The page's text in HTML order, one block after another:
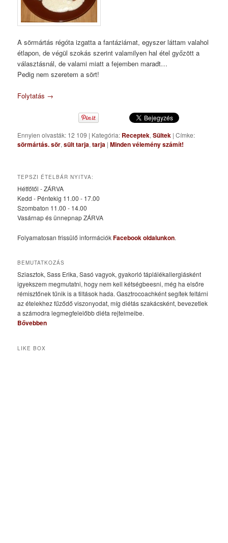
A sörmártás régóta izgatta a fantáziámat, egyszer láttam valahol
étlapon, de végül szokás szerint valamilyen hal étel győzött a
választásnál, de valami miatt a fejemben maradt…
Pedig nem szeretem a sört!
Folytatás →
Ennyien olvasták: 12 109 | Kategória: Receptek,Sültek |Címke:
sörmártás. sör,sült tarja,tarja |Minden vélemény számít!
TEPSZI ÉTELBÁR NYITVA:
Hétfőtől - ZÁRVA
Kedd - Péntekig 11.00 - 17.00
Szombaton 11.00 - 14.00
Vasárnap és ünnepnap ZÁRVA
Folyamatosan frissülő információkFacebook oldalunkon.
BEMUTATKOZÁS
Sziasztok, Sass Erika, Sasó vagyok, gyakorló táplálékallergiásként
igyekszem megmutatni, hogy nem kell kétségbeesni, még ha elsőre
rémisztőnek tűnik is a tiltások hada. Gasztrocoachként segítek feltárni
az ételekhez fűződő viszonyodat, míg diétás szakácsként, bevezetlek
a számodra legmegfelelőbb diéta rejtelmeibe.
Bővebben
LIKE BOX